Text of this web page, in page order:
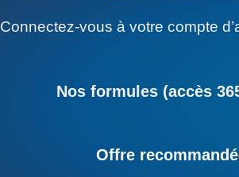
Connectez-vous à votre compte
Nos formules (accès
Offre